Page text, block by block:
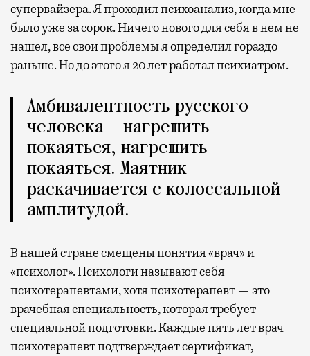
супервайзера. Я проходил психоанализ, когда мне
было уже за сорок. Ничего нового для себя в нем не
нашел, все свои проблемы я определил гораздо
раньше. Но до этого я 20 лет работал психиатром.
Амбивалентность русского
человека — нагрешить-
покаяться, нагрешить-
покаяться. Маятник
раскачивается с колоссальной
амплитудой.
В нашей стране смещены понятия «врач» и
«психолог». Психологи называют себя
психотерапевтами, хотя психотерапевт — это
врачебная специальность, которая требует
специальной подготовки. Каждые пять лет врач-
психотерапевт подтверждает сертификат,